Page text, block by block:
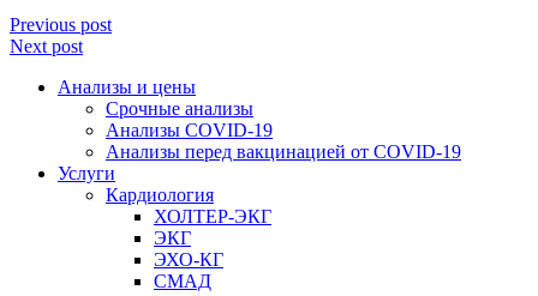
Previous post
Next post
Анализы и цены
Срочные анализы
Анализы COVID-19
Анализы перед вакцинацией от COVID-19
Услуги
Кардиология
ХОЛТЕР-ЭКГ
ЭКГ
ЭХО-КГ
СМАД